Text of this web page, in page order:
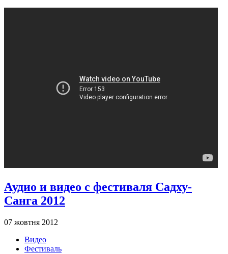
Аудио и видео с фестиваля Садху-
Санга 2012
07 жовтня 2012
Видео
Фестиваль